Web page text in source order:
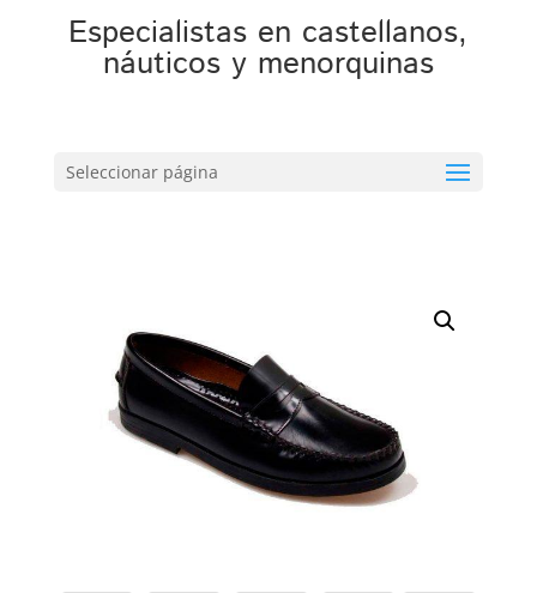
Especialistas en castellanos,
náuticos y menorquinas
Seleccionar página